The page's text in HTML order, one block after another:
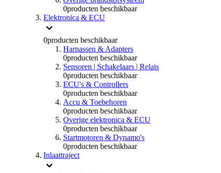
0producten beschikbaar
Elektronica & ECU
0producten beschikbaar
Harnassen & Adapters
0producten beschikbaar
Sensoren | Schakelaars | Relais
0producten beschikbaar
ECU's & Controllers
0producten beschikbaar
Accu & Toebehoren
0producten beschikbaar
Overige elektronica & ECU
0producten beschikbaar
Startmotoren & Dynamo's
0producten beschikbaar
Inlaattraject